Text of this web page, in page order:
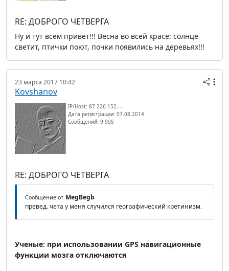
RE: ДОБРОГО ЧЕТВЕРГА
Ну и тут всем привет!!! Весна во всей красе: солнце
светит, птички поют, почки появились на деревьях!!!
23 марта 2017 10:42
Kovshanov
IP/Host: 87.226.152.---
Дата регистрации: 07.08.2014
Сообщений: 9 905
RE: ДОБРОГО ЧЕТВЕРГА
Сообщение от MegBegb
превед. чета у меня случился географический кретинизм.
Ученые: при использовании GPS навигационные
функции мозга отключаются